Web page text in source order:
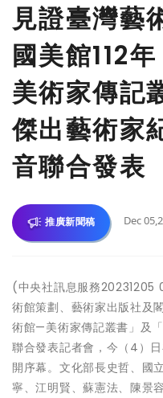
見證臺灣藝
國美館112
美術家傳記
傑出藝術家
音聯合發表
推廣新聞稿 Dec
(中央社訊息服務20231205
術館策劃、藝術家出版社及
術館—美術家傳記叢書」及
聯合發表記者會，今（4）
開序幕。文化部長史哲、國
寧、江明賢、蘇憲法、陳景